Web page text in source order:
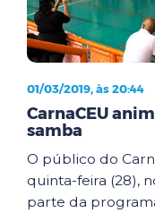
01/03/2019, às 20:44
CarnaCEU
samba
O público do
quinta-feira (28),
parte da